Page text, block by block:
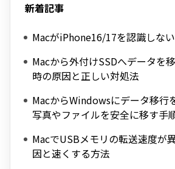
新着記事
MacがiPhone16/17を認識しな
Macから外付けSSDへデータを
時の原因と正しい対処法
MacからWindowsにデータ移行
写真やファイルを安全に移す手
MacでUSBメモリの転送速度が
因と速くする方法